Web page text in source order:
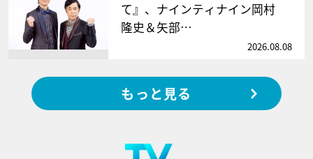
て』、ナインティナイン岡村
隆史＆矢部…
2026.08.08
もっと見る